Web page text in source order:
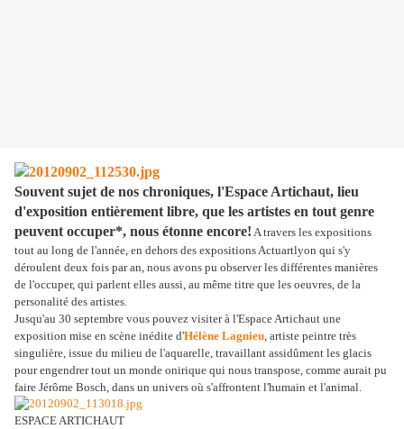
Souvent sujet de nos chroniques, l'Espace Artichaut, lieu
d'exposition entièrement libre, que les artistes en tout genre
peuvent occuper*, nous étonne encore! A travers les expositions
tout au long de l'année, en dehors des expositions Actuartlyon qui s'y
déroulent deux fois par an, nous avons pu observer les différentes manières
de l'occuper, qui parlent elles aussi, au même titre que les oeuvres, de la
personalité des artistes.
Jusqu'au 30 septembre vous pouvez visiter à l'Espace Artichaut une
exposition mise en scène inédite d'Hélène Lagnieu, artiste peintre très
singulière, issue du milieu de l'aquarelle, travaillant assidûment les glacis
pour engendrer tout un monde onirique qui nous transpose, comme aurait pu
faire Jérôme Bosch, dans un univers où s'affrontent l'humain et l'animal.
ESPACE ARTICHAUT